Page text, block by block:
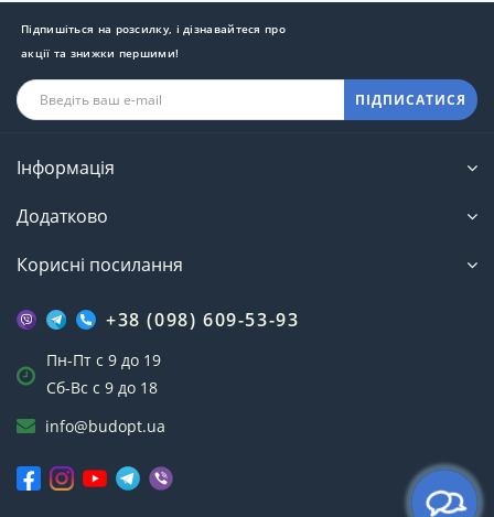
Підпишіться на розсилку, і дізнавайтеся про
акції та знижки першими!
ПІДПИСАТИСЯ
Інформація
Додатково
Корисні посилання
+38 (098) 609-53-93
Пн-Пт с 9 до 19
Сб-Вс с 9 до 18
info@budopt.ua